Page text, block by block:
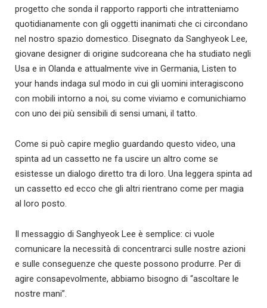
progetto che sonda il rapporto rapporti che intratteniamo
quotidianamente con gli oggetti inanimati che ci circondano
nel nostro spazio domestico. Disegnato da Sanghyeok Lee,
giovane designer di origine sudcoreana che ha studiato negli
Usa e in Olanda e attualmente vive in Germania, Listen to
your hands indaga sul modo in cui gli uomini interagiscono
con mobili intorno a noi, su come viviamo e comunichiamo
con uno dei più sensibili di sensi umani, il tatto.
Come si può capire meglio guardando questo video, una
spinta ad un cassetto ne fa uscire un altro come se
esistesse un dialogo diretto tra di loro. Una leggera spinta ad
un cassetto ed ecco che gli altri rientrano come per magia
al loro posto.
Il messaggio di Sanghyeok Lee è semplice: ci vuole
comunicare la necessità di concentrarci sulle nostre azioni
e sulle conseguenze che queste possono produrre. Per di
agire consapevolmente, abbiamo bisogno di “ascoltare le
nostre mani”.